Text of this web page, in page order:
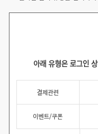
아래 유형은 로그인
결제관련
이벤트/쿠폰